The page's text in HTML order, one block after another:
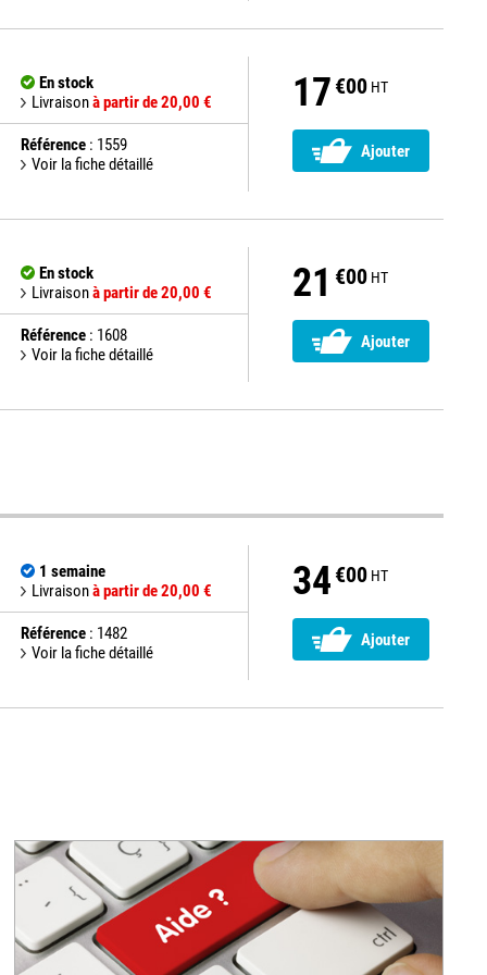
En stock
Livraisonà partir de 20,00 €
Référence : 1559
Voir la fiche détaillé
17 €00 HT
Ajouter
En stock
Livraisonà partir de 20,00 €
Référence : 1608
Voir la fiche détaillé
21 €00 HT
Ajouter
1 semaine
Livraisonà partir de 20,00 €
Référence : 1482
Voir la fiche détaillé
34 €00 HT
Ajouter